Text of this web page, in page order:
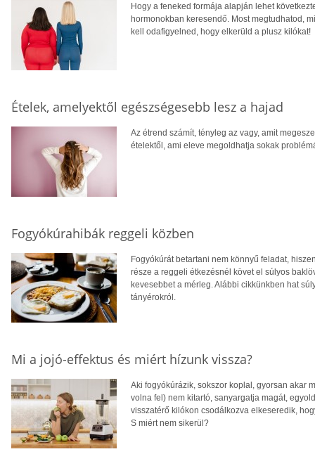
Hogy a feneked formája alapján lehet
hormonokban keresendő. Most megtudhatod,
kell odafigyelned, hogy elkerüld a plusz kilókat!
Ételek, amelyektől egészségesebb lesz a hajad
Az étrend számít, tényleg az vagy, amit
ételektől, ami eleve megoldhatja sokak
Fogyókúrahibák reggeli közben
Fogyókúrát betartani nem könnyű feladat,
része a reggeli étkezésnél követ el súlyos
kevesebbet a mérleg. Alábbi cikkünkben hat
tányérokról.
Mi a jojó-effektus és miért hízunk vissza?
Aki fogyókúrázik, sokszor koplal, gyorsan akar
volna fel) nem kitartó, sanyargatja magát,
visszatérő kilókon csodálkozva elkeseredik,
S miért nem sikerül?